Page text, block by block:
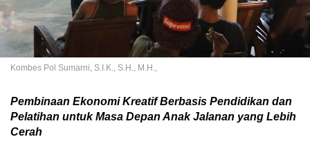
Kombes Pol Sumarni, S.I.K., S.H., M.H.,
Pembinaan Ekonomi Kreatif Berbasis Pendidikan dan
Pelatihan untuk Masa Depan Anak Jalanan yang Lebih
Cerah